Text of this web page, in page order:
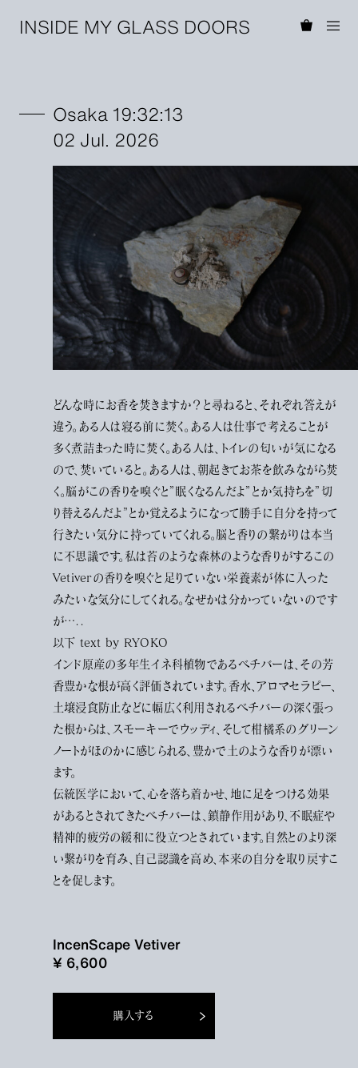
INSIDE MY GLASS DOORS
Osaka 19:32:13
02 Jul. 2026
どんな時にお香を焚きますか？と尋ねると、それぞれ答えが
違う。ある人は寝る前に焚く。ある人は仕事で考えることが
多く煮詰まった時に焚く。ある人は、トイレの匂いが気になる
ので、焚いていると。ある人は、朝起きてお茶を飲みながら焚
く。脳がこの香りを嗅ぐと”眠くなるんだよ”とか気持ちを”切
り替えるんだよ”とか覚えるようになって勝手に自分を持って
行きたい気分に持っていてくれる。脳と香りの繋がりは本当
に不思議です。私は苔のような森林のような香りがするこの
Vetiverの香りを嗅ぐと足りていない栄養素が体に入った
みたいな気分にしてくれる。なぜかは分かっていないのです
が…..
以下 text by RYOKO
インド原産の多年生イネ科植物であるベチバーは、その芳
香豊かな根が高く評価されています。香水、アロマセラピー、
土壌浸食防止などに幅広く利用されるベチバーの深く張っ
た根からは、スモーキーでウッディ、そして柑橘系のグリーン
ノートがほのかに感じられる、豊かで土のような香りが漂い
ます。
伝統医学において、心を落ち着かせ、地に足をつける効果
があるとされてきたベチバーは、鎮静作用があり、不眠症や
精神的疲労の緩和に役立つとされています。自然とのより深
い繋がりを育み、自己認識を高め、本来の自分を取り戻すこ
とを促します。
IncenScape Vetiver
¥ 6,600
購入する